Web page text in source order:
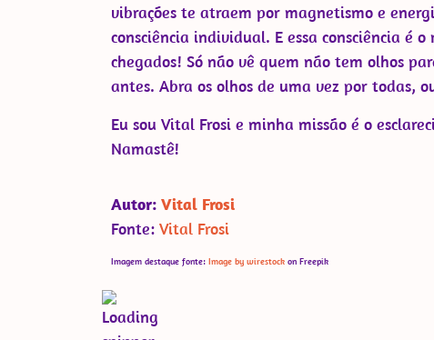
vibrações te atraem por magnetismo e
consciência individual. E essa consciência é
chegados! Só não vê quem não tem olhos
antes. Abra os olhos de uma vez por todas,
Eu sou Vital Frosi e minha missão é o
Namastê!
Autor: Vital Frosi
Fonte: Vital Frosi
Imagem destaque fonte: Image by wirestock on Freepik